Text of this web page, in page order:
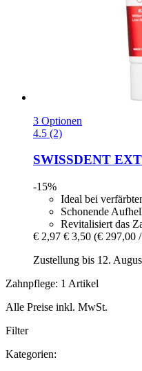
3 Optionen
4.5 (2)
SWISSDENT
-15%
Ideal bei
Schonende
Revitalisiert das
€ 2,97 € 3,50 (€ 297,00
Zustellung bis 12.
Zahnpflege: 1 Artikel
Alle Preise inkl. MwSt.
Filter
Kategorien: